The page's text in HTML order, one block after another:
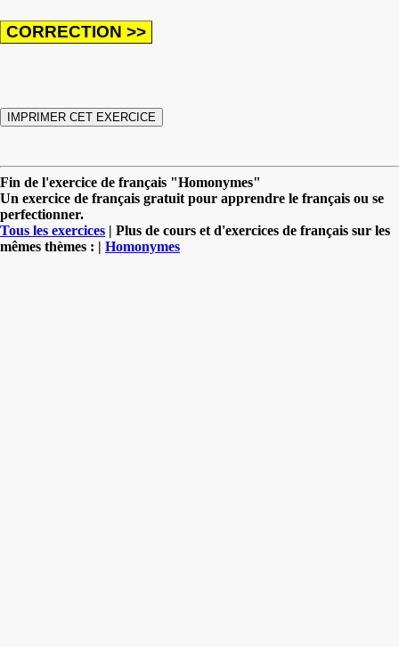
Fin de l'exercice de français "Homonymes"
Un exercice de français gratuit pour apprendre le français ou se
perfectionner.
Tous les exercices | Plus de cours et d'exercices de français sur les
mêmes thèmes : | Homonymes